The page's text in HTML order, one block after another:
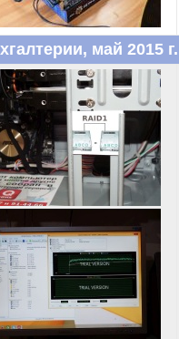
май 2015 г.